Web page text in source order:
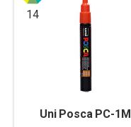
14
Uni Posca PC-1M